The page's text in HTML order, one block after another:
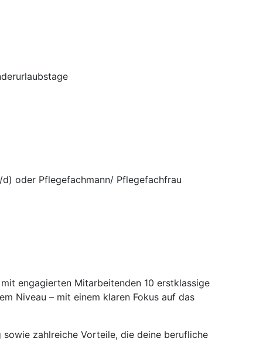
oder Pflegefachmann/ Pflegefachfrau
engagierten Mitarbeitenden 10 erstklassige
Niveau – mit einem klaren Fokus auf das
zahlreiche Vorteile, die deine berufliche